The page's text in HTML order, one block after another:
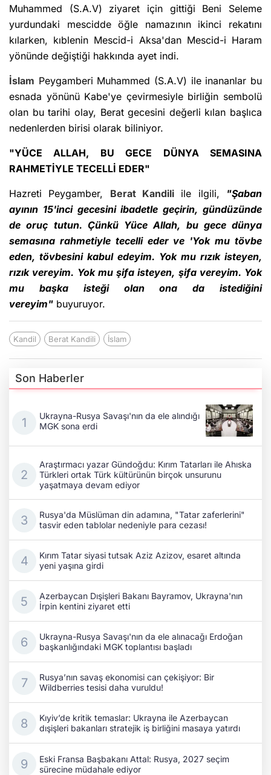
Muhammed (S.A.V) ziyaret için gittiği Beni Seleme
yurdundaki mescidde öğle namazının ikinci rekatını
kılarken, kıblenin Mescid-i Aksa'dan Mescid-i Haram
yönünde değiştiği hakkında ayet indi.
İslam Peygamberi Muhammed (S.A.V) ile inananlar bu
esnada yönünü Kabe'ye çevirmesiyle birliğin sembolü
olan bu tarihi olay, Berat gecesini değerli kılan başlıca
nedenlerden birisi olarak biliniyor.
"YÜCE ALLAH, BU GECE DÜNYA SEMASINA
RAHMETİYLE TECELLİ EDER"
Hazreti Peygamber, Berat Kandili ile ilgili, "Şaban
ayının 15'inci gecesini ibadetle geçirin, gündüzünde
de oruç tutun. Çünkü Yüce Allah, bu gece dünya
semasına rahmetiyle tecelli eder ve 'Yok mu tövbe
eden, tövbesini kabul edeyim. Yok mu rızık isteyen,
rızık vereyim. Yok mu şifa isteyen, şifa vereyim. Yok
mu başka isteği olan ona da istediğini
vereyim" buyuruyor.
Kandil Berat Kandili İslam
Son Haberler
Ukrayna-Rusya Savaşı'nın da ele alındığı
MGK sona erdi
Araştırmacı yazar Gündoğdu: Kırım Tatarları ile Ahıska
Türkleri ortak Türk kültürünün birçok unsurunu
yaşatmaya devam ediyor
Rusya'da Müslüman din adamına, "Tatar zaferlerini"
tasvir eden tablolar nedeniyle para cezası!
Kırım Tatar siyasi tutsak Aziz Azizov, esaret altında
yeni yaşına girdi
Azerbaycan Dışişleri Bakanı Bayramov, Ukrayna'nın
İrpin kentini ziyaret etti
Ukrayna-Rusya Savaşı'nın da ele alınacağı Erdoğan
başkanlığındaki MGK toplantısı başladı
Rusya’nın savaş ekonomisi can çekişiyor: Bir
Wildberries tesisi daha vuruldu!
Kıyiv’de kritik temaslar: Ukrayna ile Azerbaycan
dışişleri bakanları stratejik iş birliğini masaya yatırdı
Eski Fransa Başbakanı Attal: Rusya, 2027 seçim
sürecine müdahale ediyor